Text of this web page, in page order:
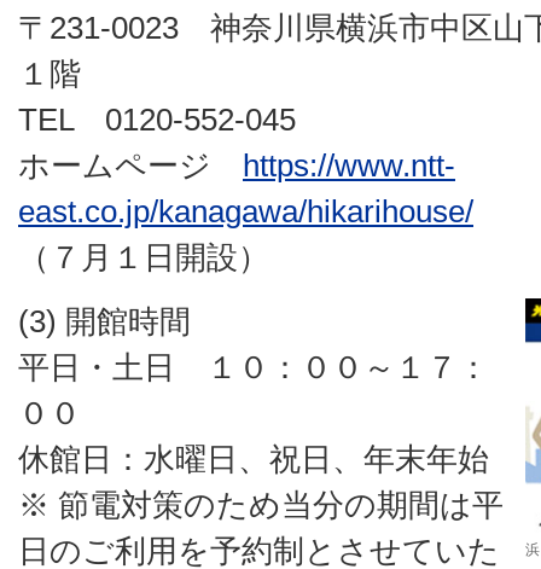
〒231-0023 神奈川県横浜市中区
１階
TEL 0120-552-045
ホームページ
https://www.ntt-
east.co.jp/kanagawa/hikarihouse/
（７月１日開設）
(3) 開館時間
平日・土日 １０：００～１７：
００
休館日：水曜日、祝日、年末年始
※ 節電対策のため当分の期間は平
日のご利用を予約制とさせていた